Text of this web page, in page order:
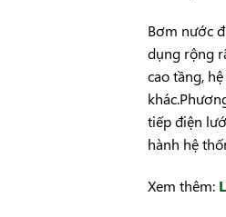
Bơm nước
dụng rộng
cao tầng,
tiếp điện
hành hệ
Xem thêm: